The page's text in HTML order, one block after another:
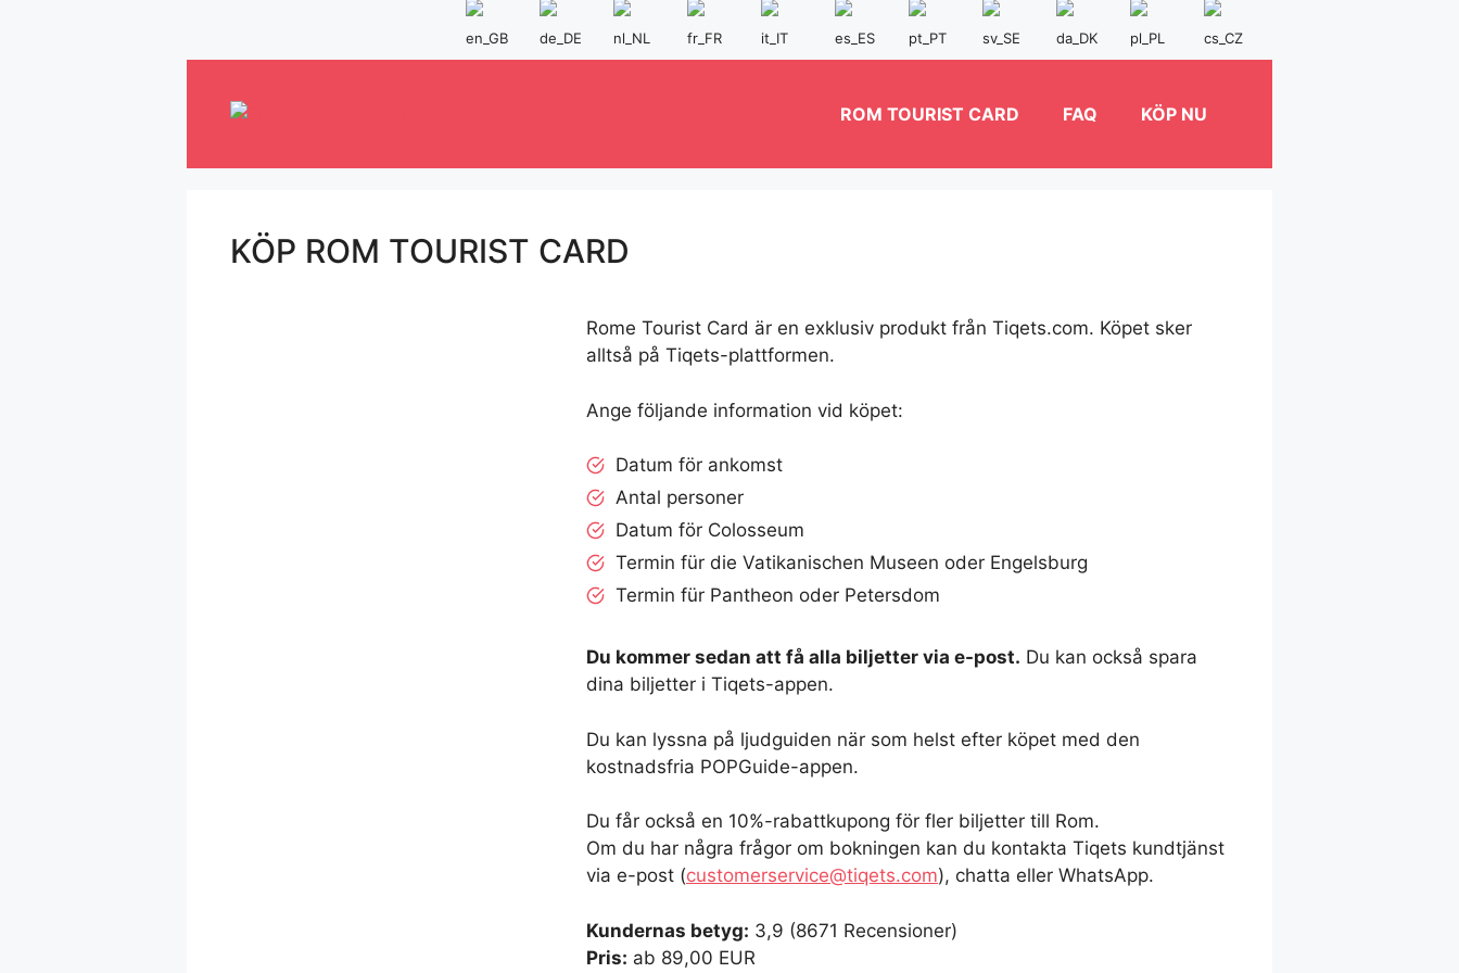
ROM TOURIST CARD FAQ KÖP NU
KÖP ROM TOURIST CARD
Rome Tourist Card är en exklusiv produkt från Tiqets.com. Köpet sker
alltså på Tiqets-plattformen.
Ange följande information vid köpet:
Datum för ankomst
Antal personer
Datum för Colosseum
Termin für die Vatikanischen Museen oder Engelsburg
Termin für Pantheon oder Petersdom
Du kommer sedan att få alla biljetter via e-post. Du kan också spara
dina biljetter i Tiqets-appen.
Du kan lyssna på ljudguiden när som helst efter köpet med den
kostnadsfria POPGuide-appen.
Du får också en 10%-rabattkupong för fler biljetter till Rom.
Om du har några frågor om bokningen kan du kontakta Tiqets kundtjänst
via e-post (customerservice@tiqets.com), chatta eller WhatsApp.
Kundernas betyg: 3,9 (8671 Recensioner)
Pris: ab 89,00 EUR